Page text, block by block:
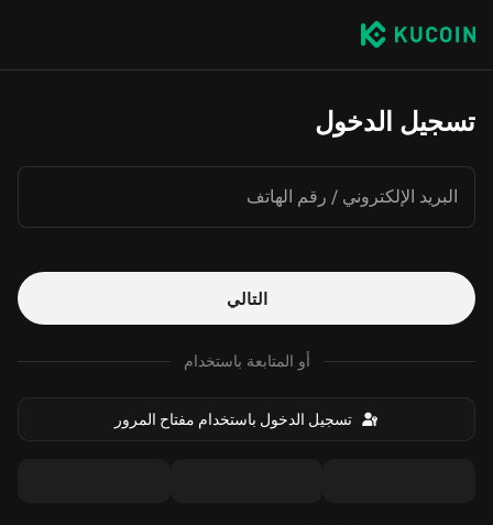
تسجيل الدخول
البريد الإلكتروني / رقم الهاتف
التالي
أو المتابعة باستخدام
تسجيل الدخول باستخدام مفتاح المرور